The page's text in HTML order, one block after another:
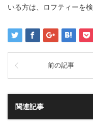
いる方は、ロフティーを
前の記事
関連記事